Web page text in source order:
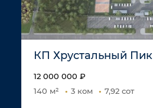
КП Хрустальный Пик
12 000 000 ₽
140 м²
3 ком 7,92 сот